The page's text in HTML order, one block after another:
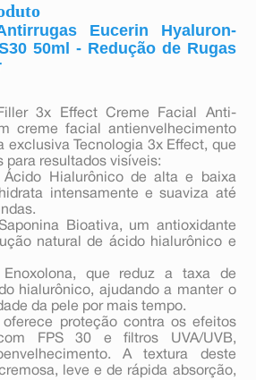
Eucerin Hyaluron-
50ml - Redução de Rugas
3x Effect Creme Facial Anti-
creme facial antienvelhecimento
exclusiva Tecnologia 3x Effect, que
para resultados visíveis:
Hialurônico de alta e baixa
intensamente e suaviza até
Bioativa, um antioxidante
natural de ácido hialurônico e
que reduz a taxa de
hialurônico, ajudando a manter o
da pele por mais tempo.
proteção contra os efeitos
FPS 30 e filtros UVA/UVB,
A textura deste
leve e de rápida absorção,